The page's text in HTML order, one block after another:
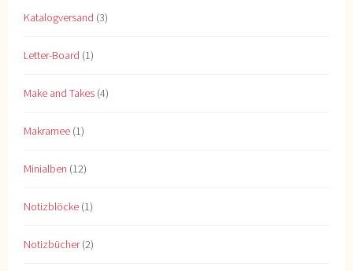
Katalogversand (3)
Letter-Board (1)
Make and Takes (4)
Makramee (1)
Minialben (12)
Notizblöcke (1)
Notizbücher(2)